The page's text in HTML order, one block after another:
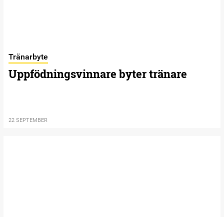
Tränarbyte
Uppfödningsvinnare byter tränare
22 SEPTEMBER